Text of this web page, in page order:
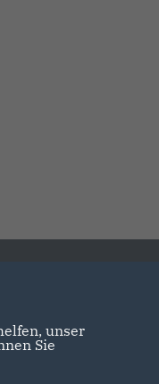
unser
Sie